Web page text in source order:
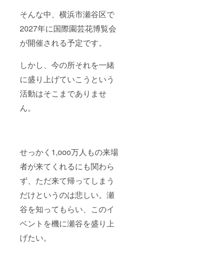
そんな中、横浜市瀬谷区で
2027年に国際園芸花博覧会
が開催される予定です。
しかし、今の所それを一緒
に盛り上げていこうという
活動はそこまでありませ
ん。
せっかく1,ooo万人もの来場
者が来てくれるにも関わら
ず、ただ来て帰ってしまう
だけというのは悲しい。瀬
谷を知ってもらい、このイ
ベントを機に瀬谷を盛り上
げたい。